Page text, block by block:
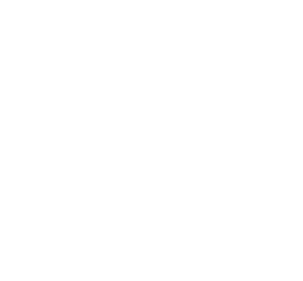
Männer denken.